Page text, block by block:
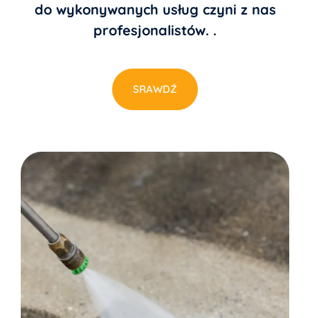
do wykonywanych usług czyni z nas
profesjonalistów. .
SRAWDŹ